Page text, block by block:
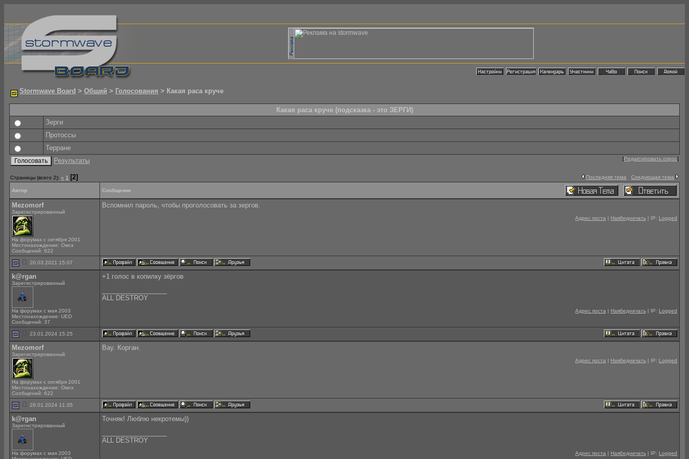
Stormwave Board > Общий > Голосования > Какая раса круче
Какая раса круче (подсказка - это ЗЕРГИ)
Зерги
Протоссы
Терране
Результаты
[Редактировать опрос]
Страницы (всего 2): « 1 [2] Последняя тема Следующая тема
Автор Сообщение
Mezomorf
Зарегистрированный
На форумах с октября 2001
Местонахождение: Омск
Сообщений: 622
Вспомнил пароль, чтобы проголосовать за зергов.
Адрес поста | Наябедничать | IP: Logged
20.03.2021 15:07
k@rgan
Зарегистрированный
На форумах с мая 2003
Местонахождение: UED
Сообщений: 37
+1 голос в копилку зёргов
ALL DESTROY
Адрес поста | Наябедничать | IP: Logged
23.01.2024 15:25
Mezomorf
Зарегистрированный
На форумах с октября 2001
Местонахождение: Омск
Сообщений: 622
Вау. Корган.
Адрес поста | Наябедничать | IP: Logged
28.01.2024 11:35
k@rgan
Зарегистрированный
На форумах с мая 2003
Точняк! Люблю некротемы))
ALL DESTROY
Адрес поста | Наябедничать | IP: Logged